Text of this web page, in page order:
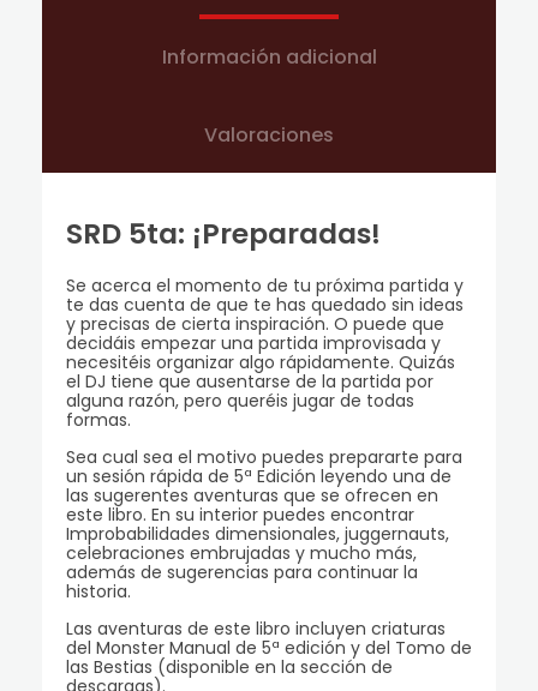
Información adicional
Valoraciones
SRD 5ta: ¡Preparadas!
Se acerca el momento de tu próxima partida y
te das cuenta de que te has quedado sin ideas
y precisas de cierta inspiración. O puede que
decidáis empezar una partida improvisada y
necesitéis organizar algo rápidamente. Quizás
el DJ tiene que ausentarse de la partida por
alguna razón, pero queréis jugar de todas
formas.
Sea cual sea el motivo puedes prepararte para
un sesión rápida de 5ª Edición leyendo una de
las sugerentes aventuras que se ofrecen en
este libro. En su interior puedes encontrar
Improbabilidades dimensionales, juggernauts,
celebraciones embrujadas y mucho más,
además de sugerencias para continuar la
historia.
Las aventuras de este libro incluyen criaturas
del Monster Manual de 5ª edición y del Tomo de
las Bestias (disponible en la sección de